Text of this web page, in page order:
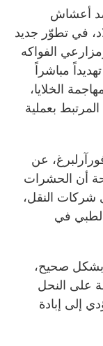
أعشاش
في تطوّر جديد
الفواكه
مباشراً
الخلايا،
المرتبط بعملية
عن
أن الحشرات
شركات النقل،
في
بشكل صحيح،
على النحل
ما قد يؤدي إلى إبادة